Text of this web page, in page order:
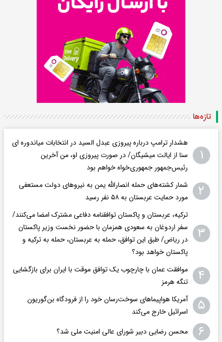
تازه‌ها
۱
هشدار ترامپ درباره پیروزی عبدل السید در انتخابات میاندوره ای
سنا از ایالت میشیگان/ در صورت پیروزی او، من آخرین
رئیس‌جمهور جمهوری‌‍‌خواه خواهم بود
۲
شمار کشته‌های حمله انصارالله یمن به نیروهای دولت مستعفی
مورد حمایت عربستان به ۵۸ نفر رسید
۳
ترکیه، عربستان و پاکستان توافقنامه دفاعی مشترک امضا می‌کنند/
سفر اردوغان به سعودی همزمان با حضور نخست وزیر پاکستان
در ریاض/ طبق این توافق، حمله به عربستان، حمله به ترکیه و
پاکستان خواهد بود؟
۴
موافقت عمان با چارچوب یک توافق موقت با ایران برای بازگشایی
تنگه هرمز
۵
آمریکا هواپیماهای سوخت‌رسان خود را از فرودگاه بن‌گوریون
اسرائیل خارج می‌کند
۶ محسن رضایی دبیر شورای عالی امنیت ملی شد؟